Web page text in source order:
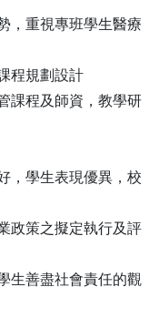
，重視專班學生醫療
程規劃設計
課程及師資，教學研
，學生表現優異，校
政策之擬定執行及評
生善盡社會責任的觀